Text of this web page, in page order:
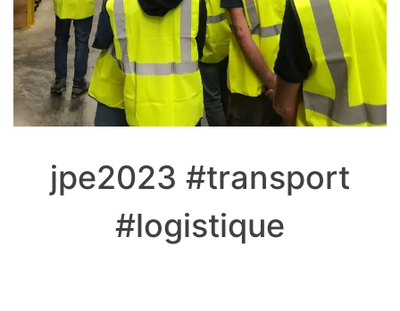
jpe2023 #transport
#logistique